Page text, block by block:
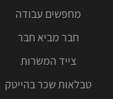
מחפשים עבודה
חבר מביא חבר
צייד המשרות
טבלאות שכר בהייטק